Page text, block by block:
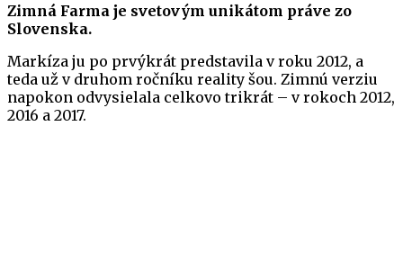
Zimná Farma je svetovým unikátom práve zo
Slovenska.
Markíza ju po prvýkrát predstavila v roku 2012, a
teda už v druhom ročníku reality šou. Zimnú verziu
napokon odvysielala celkovo trikrát – v rokoch 2012,
2016 a 2017.